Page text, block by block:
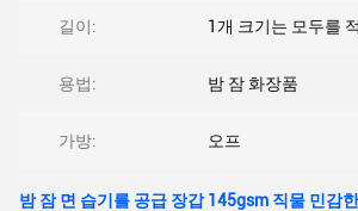
길이: 1개 크기는 모두를
용법: 밤 잠 화장품
가방: 오프
밤 잠 면 습기를 공급 장갑 145gsm 직물 민감